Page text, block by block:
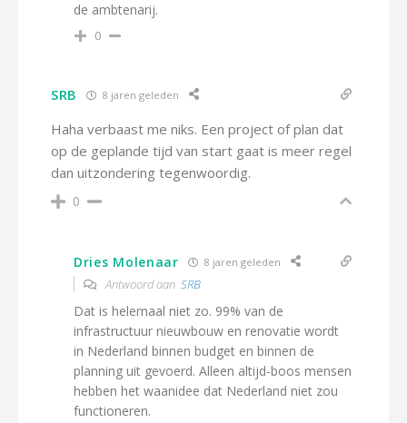
de ambtenarij.
0
SRB 8 jaren geleden
Haha verbaast me niks. Een project of plan dat
op de geplande tijd van start gaat is meer regel
dan uitzondering tegenwoordig.
0
Dries Molenaar 8 jaren geleden
Antwoord aan SRB
Dat is helemaal niet zo. 99% van de
infrastructuur nieuwbouw en renovatie wordt
in Nederland binnen budget en binnen de
planning uit gevoerd. Alleen altijd-boos mensen
hebben het waanidee dat Nederland niet zou
functioneren.